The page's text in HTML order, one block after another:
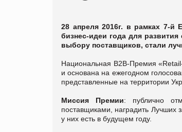
28 апреля 2016г. в рамках 7-й
бизнес-идеи года для
выбору поставщиков, стали
Национальная B2B-Премия
и основана на ежегодном
представленные на территории
Миссия Премии: публично
поставщиками, наградить Лучших
у них есть в будущем году.